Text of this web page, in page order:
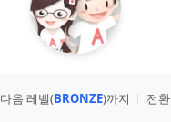
다음 레벨(BRONZE)까지 전환